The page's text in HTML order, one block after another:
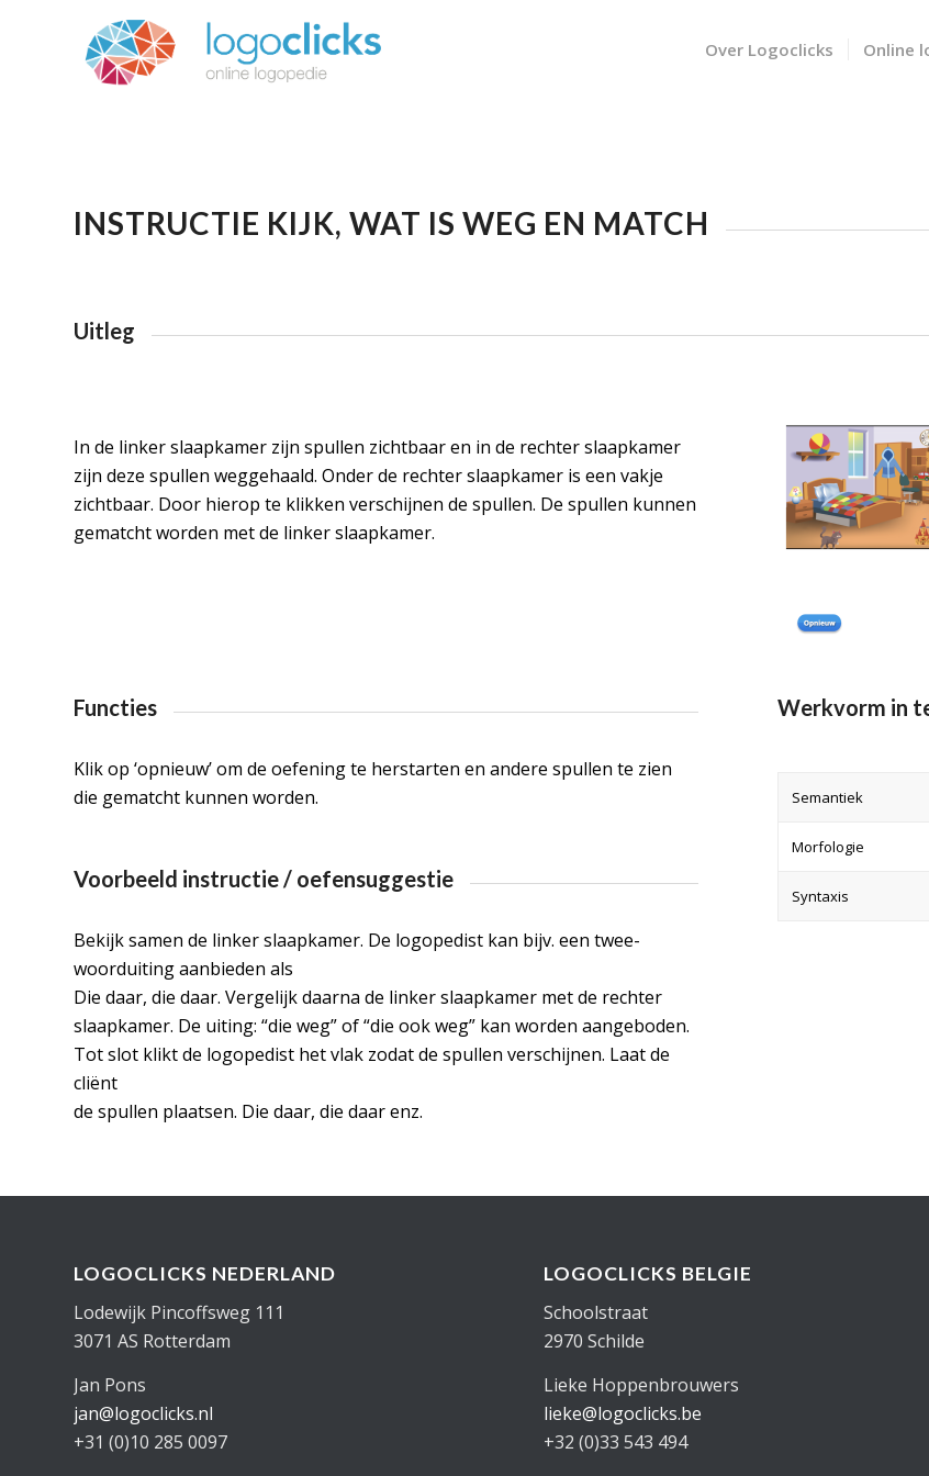
Over Logoclicks Online
INSTRUCTIE KIJK, WAT IS WEG EN MATCH
Uitleg
In de linker slaapkamer zijn spullen zichtbaar en in de rechter slaapkamer
zijn deze spullen weggehaald. Onder de rechter slaapkamer is een vakje
zichtbaar. Door hierop te klikken verschijnen de spullen. De spullen kunnen
gematcht worden met de linker slaapkamer.
Functies
Klik op ‘opnieuw’ om de oefening te herstarten en andere spullen te zien
die gematcht kunnen worden.
Voorbeeld instructie / oefensuggestie
Bekijk samen de linker slaapkamer. De logopedist kan bijv. een twee-
woorduiting aanbieden als
Die daar, die daar. Vergelijk daarna de linker slaapkamer met de rechter
slaapkamer. De uiting: “die weg” of “die ook weg” kan worden aangeboden.
Tot slot klikt de logopedist het vlak zodat de spullen verschijnen. Laat de
cliënt
de spullen plaatsen. Die daar, die daar enz.
Werkvorm in
Semantiek
Morfologie
Syntaxis
LOGOCLICKS NEDERLAND
Lodewijk Pincoffsweg 111
3071 AS Rotterdam
Jan Pons
jan@logoclicks.nl
+31 (0)10 285 0097
LOGOCLICKS BELGIE
Schoolstraat
2970 Schilde
Lieke Hoppenbrouwers
lieke@logoclicks.be
+32 (0)33 543 494